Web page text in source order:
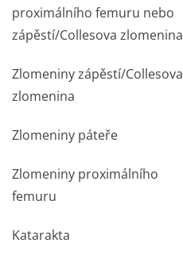
proximálního femuru nebo
zápěstí/Collesova zlomenina
Zlomeniny zápěstí/Collesova
zlomenina
Zlomeniny páteře
Zlomeniny proximálního
femuru
Katarakta